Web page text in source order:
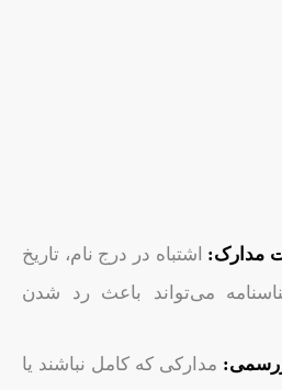
مدارک: اشتباه در درج نام، تاریخ
می‌تواند باعث رد شدن
مدارکی که کامل نباشند یا